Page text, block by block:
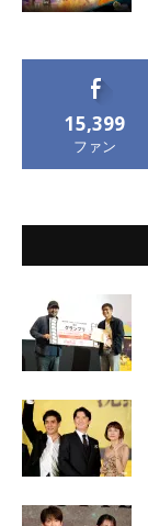
15,399
ファン